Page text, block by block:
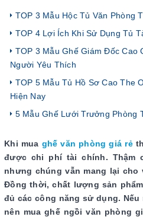
TOP 3 Mẫu Hộc Tủ Văn Phòng
TOP 4 Lợi Ích Khi Sử Dụng Tủ
TOP 3 Mẫu Ghế Giám Đốc Cao
Người Yêu Thích
TOP 5 Mẫu Tủ Hồ Sơ Cao The
Hiện Nay
5 Mẫu Ghế Lưới Trưởng Phòng
Khi mua ghế văn phòng giá rẻ
được chi phí tài chính. Thậm
nhưng chúng vẫn mang lại cho
Đồng thời, chất lượng sản
đủ các công năng sử dụng.
nên mua ghế ngồi văn phòng